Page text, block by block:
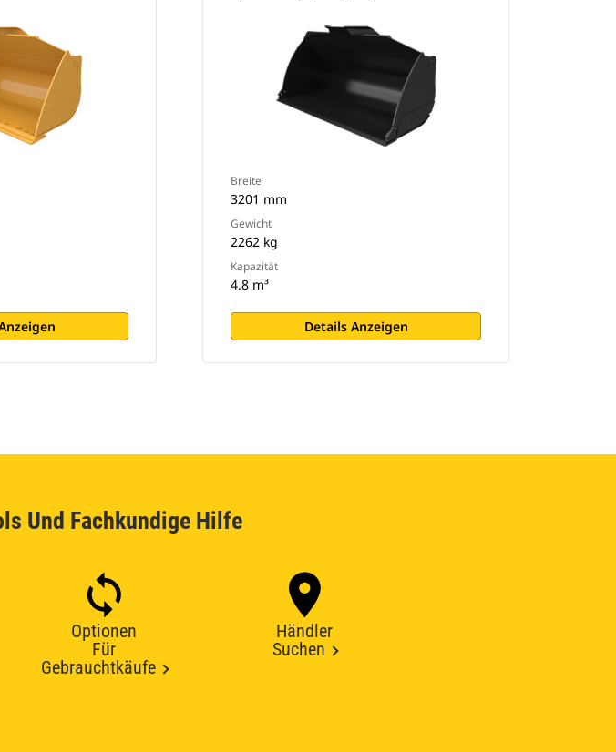
Breite
3201 mm
Gewicht
2262 kg
Kapazität
4.8 m³
Details Anzeigen
Und Fachkundige Hilfe
Optionen
Für
Gebrauchtkäufe
Händler
Suchen